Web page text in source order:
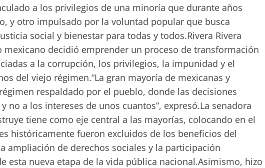
a los privilegios de una minoría que durante años
y otro impulsado por la voluntad popular que busca
social y bienestar para todas y todos.Rivera Rivera
decidió emprender un proceso de transformación
a la corrupción, los privilegios, la impunidad y el
del viejo régimen.“La gran mayoría de mexicanas y
respaldado por el pueblo, donde las decisiones
no a los intereses de unos cuantos”, expresó.La senadora
tiene como eje central a las mayorías, colocando en el
históricamente fueron excluidos de los beneficios del
ampliación de derechos sociales y la participación
esta nueva etapa de la vida pública nacional.Asimismo, hizo